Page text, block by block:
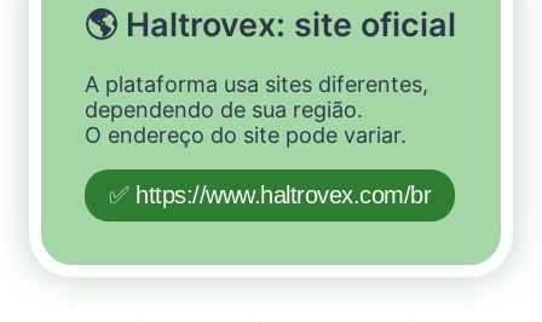
🌎 Haltrovex: site oficial
A plataforma usa sites diferentes,
dependendo de sua região.
O endereço do site pode variar.
✅ https://www.haltrovex.com/br